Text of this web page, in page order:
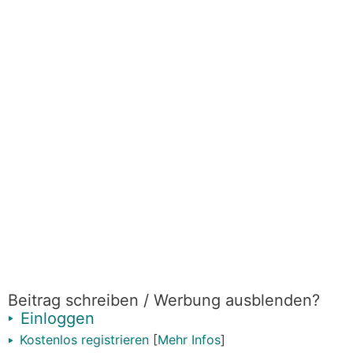
Beitrag schreiben / Werbung ausblenden?
Einloggen
Kostenlos registrieren [Mehr Infos]